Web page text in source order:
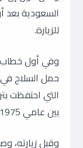
السعودية بعد
للزيارة.
وفي أول خطاب
حمل السلاح في
التي احتفظت
بين عامي 1975 و1990.
وقبل زيارته،